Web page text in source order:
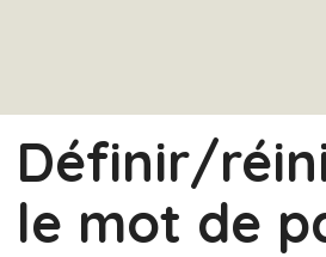
Définir/
le mot de